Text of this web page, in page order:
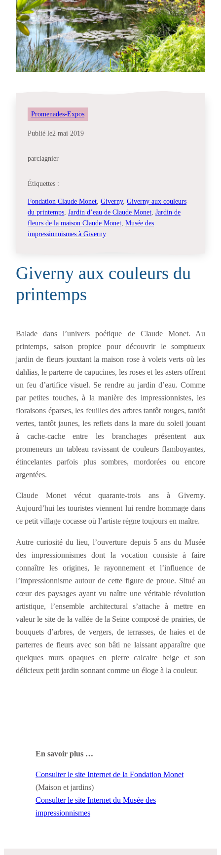
Promenades-Expos
Publié le2 mai 2019
parclagnier
Étiquettes :
Fondation Claude Monet Giverny, Giverny aux couleurs
du printemps Jardin d’eau de Claude Monet Jardin de
fleurs de la maison Claude Monet Musée des
impressionnismes à Giverny
Giverny aux couleurs du
printemps
Balade dans l’univers poétique de Claude Monet. Au
printemps, saison propice pour découvrir le somptueux
jardin de fleurs jouxtant la maison rose à volets verts où les
dahlias, le parterre de capucines, les roses et les asters offrent
un feu d’artifice visuel. Se rendre au jardin d’eau. Comme
par petites touches, à la manière des impressionnistes, les
floraisons éparses, les feuilles des arbres tantôt rouges, tantôt
vertes, tantôt jaunes, les reflets dans la mare du soleil jouant
à cache-cache entre les branchages présentent aux
promeneurs un tableau ravissant de couleurs flamboyantes,
étincelantes parfois plus sombres, mordorées ou encore
argentées.
Claude Monet vécut quarante-trois ans à Giverny.
Aujourd’hui les touristes viennent lui rendre hommage dans
ce petit village cocasse où l’artiste règne toujours en maître.
Autre curiosité du lieu, l’ouverture depuis 5 ans du Musée
des impressionnismes dont la vocation consiste à faire
connaître les origines, le rayonnement et l’influence de
l’impressionnisme autour de cette figure de proue. Situé au
cœur des paysages ayant vu naître une véritable révolution
artistique, l’ensemble architectural s’attache à mettre en
valeur le site de la vallée de la Seine composé de prairies, de
bouquets d’arbres, de vergers, de terrasses, de haies et de
parterres de fleurs avec son bâti ne laissant apparaître que
quelques murs opaques en pierre calcaire beige et son
délicieux petit jardin sonnant comme un éloge à la couleur.
En savoir plus …
Consulter le site Internet de la Fondation Monet
(Maison et jardins)
Consulter le site Internet du Musée des
impressionnismes